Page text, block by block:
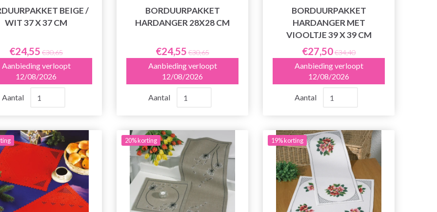
BEIGE /
WIT 37 X 37 CM
€24,55 €30,65
Aanbieding verloopt
12/08/2026
Aantal
BORDUURPAKKET
HARDANGER 28X28 CM
€24,55 €30,65
Aanbieding verloopt
12/08/2026
Aantal
BORDUURPAKKET
HARDANGER MET
VIOOLTJE 39 X 39 CM
€27,50€34,40
Aanbieding verloopt
12/08/2026
Aantal
20% korting 19% korting